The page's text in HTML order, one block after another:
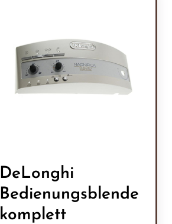
DeLonghi
Bedienungsblende
komplett